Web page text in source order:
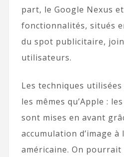
part, le Google Nexus
fonctionnalités, situés
du spot publicitaire,
utilisateurs.
Les techniques
les mêmes qu’Apple :
sont mises en avant
accumulation d’image à
américaine. On pourrait